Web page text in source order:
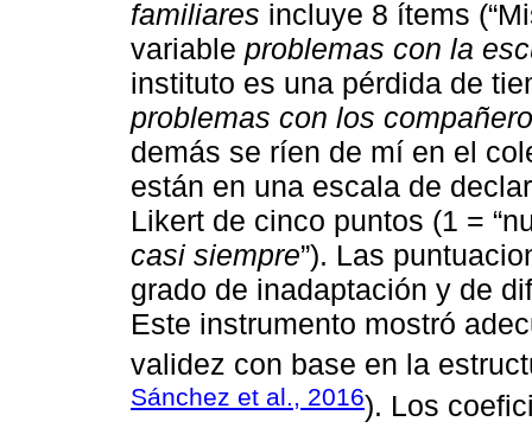
familiares incluye 8 ítems
variable problemas con la
instituto es una pérdida de
problemas con los
demás se ríen de mí en el
están en una escala de
Likert de cinco puntos (1 =
casi siempre”). Las
grado de inadaptación y de
Este instrumento mostró
validez con base en la
Sánchez et al., 2016). Los